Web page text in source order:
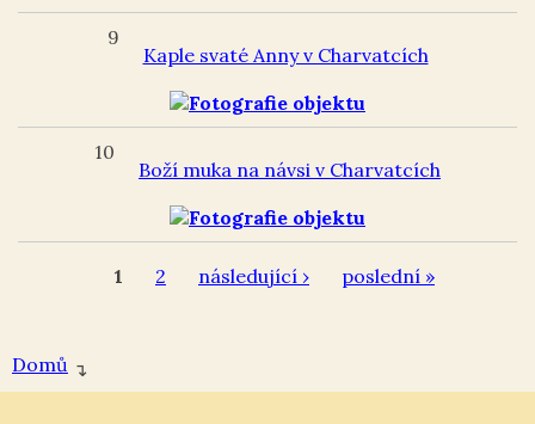
Domů ↴
9
Kaple svaté Anny v Charvatcích
10
Boží muka na návsi v Charvatcích
1 2 následující › poslední »